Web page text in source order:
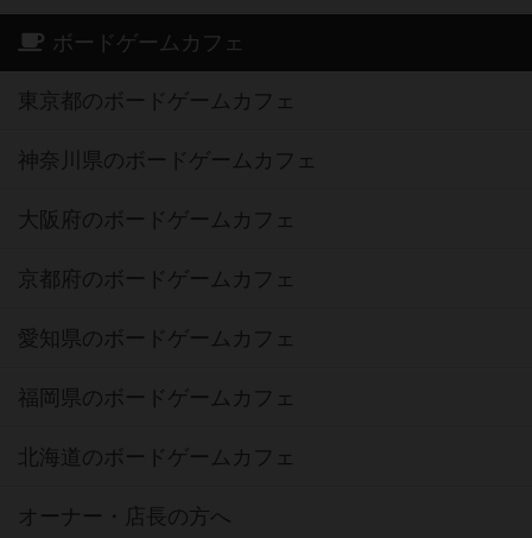
ボードゲームカフェ
東京都のボードゲームカフェ
神奈川県のボードゲームカフェ
大阪府のボードゲームカフェ
京都府のボードゲームカフェ
愛知県のボードゲームカフェ
福岡県のボードゲームカフェ
北海道のボードゲームカフェ
オーナー・店長の方へ